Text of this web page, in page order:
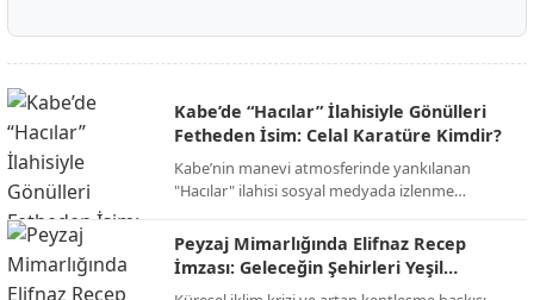
Kabe’de “Hacılar” İlahisiyle Gönülleri
Fetheden İsim: Celal Karatüre Kimdir?
Kabe’nin manevi atmosferinde yankılanan
"Hacılar" ilahisi sosyal medyada izlenme
Karatüre’nin hayatı ve biyografisi merak konusu
oldu.
Peyzaj Mimarlığında Elifnaz Recep
İmzası: Geleceğin Şehirleri Yeşil
Devrimle Şekilleniyor!